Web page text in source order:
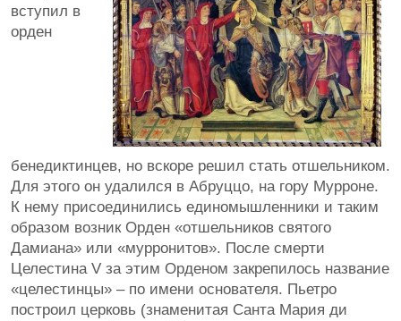
вступил в
орден
бенедиктинцев, но вскоре решил стать отшельником.
Для этого он удалился в Абруццо, на гору Мурроне.
К нему присоединились единомышленники и таким
образом возник Орден «отшельников святого
Дамиана» или «мурронитов». После смерти
Целестина V за этим Орденом закрепилось название
«целестинцы» – по имени основателя. Пьетро
построил церковь (знаменитая Санта Мария ди